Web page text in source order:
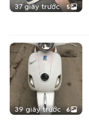
37 giây trước 5
39 giây trước 6